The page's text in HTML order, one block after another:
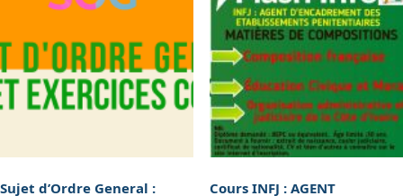
Sujet d’Ordre General :
Cours INFJ : AGENT